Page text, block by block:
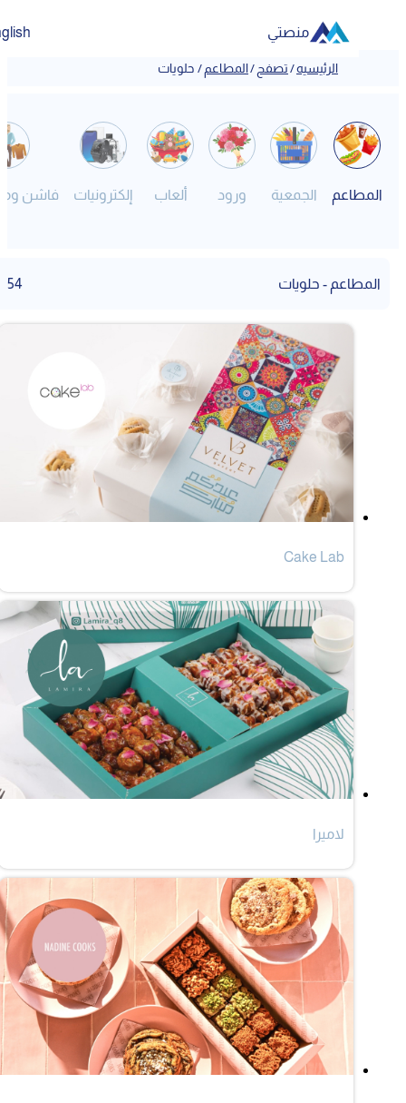
منصتي English
الرئيسيه/ تصفح/المطاعم/ حلويات
المطاعم الجمعية ورود ألعاب إلكترونيات فاشن
المطاعم - حلويات
Cake Lab
لاميرا